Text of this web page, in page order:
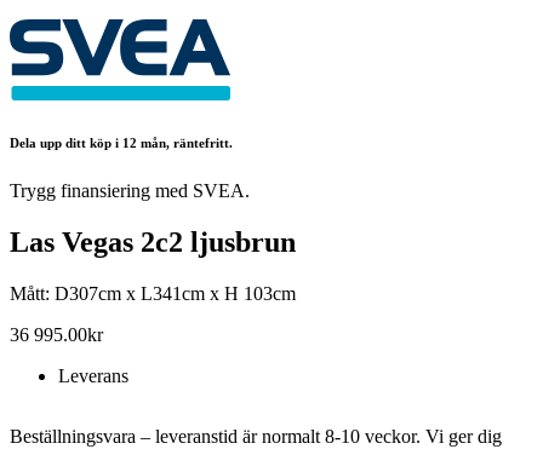
Dela upp ditt köp i 12 mån, räntefritt.
Trygg finansiering med SVEA.
Las Vegas 2c2 ljusbrun
Mått: D307cm x L341cm x H 103cm
36 995.00kr
Leverans
Beställningsvara – leveranstid är normalt 8-10 veckor. Vi ger dig